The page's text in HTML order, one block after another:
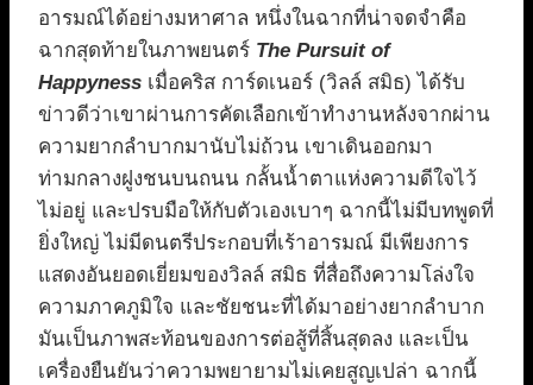
อารมณ์ได้อย่างมหาศาล หนึ่งในฉากที่น่าจดจำคือ
ฉากสุดท้ายในภาพยนตร์ The Pursuit of
Happyness เมื่อคริส การ์ดเนอร์ (วิลล์ สมิธ) ได้รับ
ข่าวดีว่าเขาผ่านการคัดเลือกเข้าทำงานหลังจากผ่าน
ความยากลำบากมานับไม่ถ้วน เขาเดินออกมา
ท่ามกลางฝูงชนบนถนน กลั้นน้ำตาแห่งความดีใจไว้
ไม่อยู่ และปรบมือให้กับตัวเองเบาๆ ฉากนี้ไม่มีบทพูดที่
ยิ่งใหญ่ ไม่มีดนตรีประกอบที่เร้าอารมณ์ มีเพียงการ
แสดงอันยอดเยี่ยมของวิลล์ สมิธ ที่สื่อถึงความโล่งใจ
ความภาคภูมิใจ และชัยชนะที่ได้มาอย่างยากลำบาก
มันเป็นภาพสะท้อนของการต่อสู้ที่สิ้นสุดลง และเป็น
เครื่องยืนยันว่าความพยายามไม่เคยสูญเปล่า ฉากนี้